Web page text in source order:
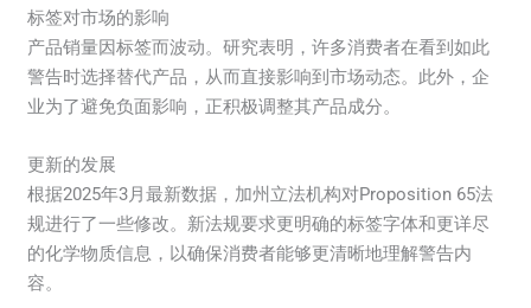
标签对市场的影响
产品销量因标签而波动。研究表明，许多消费者在看到如此
警告时选择替代产品，从而直接影响到市场动态。此外，企
业为了避免负面影响，正积极调整其产品成分。
更新的发展
根据2025年3月最新数据，加州立法机构对Proposition 65法
规进行了一些修改。新法规要求更明确的标签字体和更详尽
的化学物质信息，以确保消费者能够更清晰地理解警告内
容。